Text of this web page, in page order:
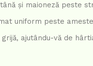
și maioneză peste
uniform peste
ajutându-vă de